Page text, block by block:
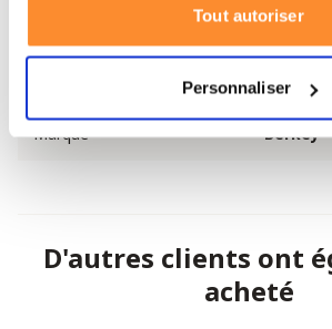
Tout autoriser
Personnaliser
Disponible à l'unité
Marque Berkey
D'autres clients ont
acheté